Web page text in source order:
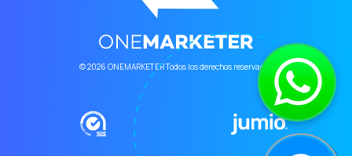
© 2026 ONEMARKETER Todos los derechos reservados